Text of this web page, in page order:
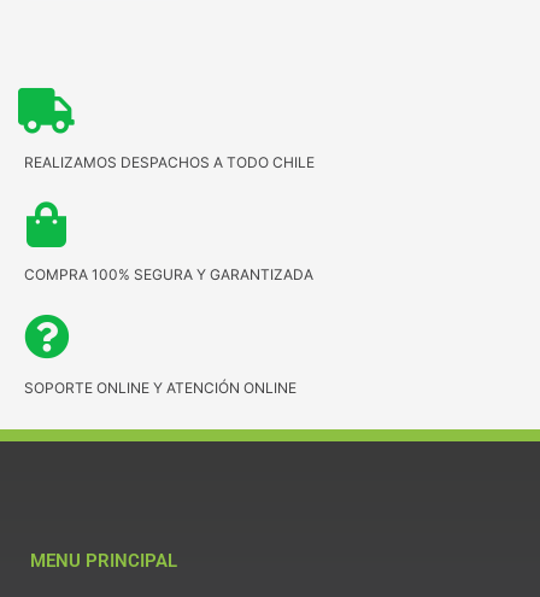
REALIZAMOS DESPACHOS A TODO CHILE
COMPRA 100% SEGURA Y GARANTIZADA
SOPORTE ONLINE Y ATENCIÓN ONLINE
MENU PRINCIPAL